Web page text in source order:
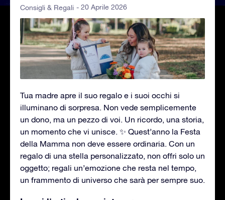
Consigli & Regali - 20 Aprile 2026
Tua madre apre il suo regalo e i suoi occhi si
illuminano di sorpresa. Non vede semplicemente
un dono, ma un pezzo di voi. Un ricordo, una storia,
un momento che vi unisce. ✨ Quest’anno la Festa
della Mamma non deve essere ordinaria. Con un
regalo di una stella personalizzato, non offri solo un
oggetto; regali un’emozione che resta nel tempo,
un frammento di universo che sarà per sempre suo.